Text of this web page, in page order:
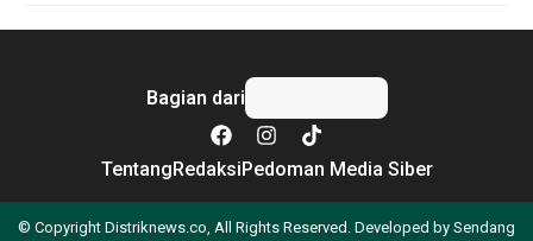
Bagian dari
TentangRedaksiPedoman Media Siber
© Copyright Distriknews.co, All Rights Reserved. Developed by Sendang